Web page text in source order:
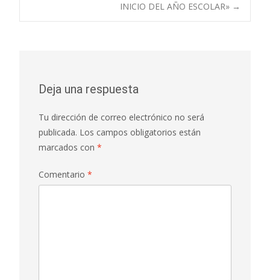
INICIO DEL AÑO ESCOLAR» →
Deja una respuesta
Tu dirección de correo electrónico no será
publicada. Los campos obligatorios están
marcados con *
Comentario *